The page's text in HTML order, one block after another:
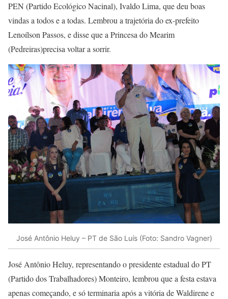
PEN (Partido Ecológico Nacinal), Ivaldo Lima, que deu boas
vindas a todos e a todas. Lembrou a trajetória do ex-prefeito
Lenoílson Passos, e disse que a Princesa do Mearim
(Pedreiras)precisa voltar a sorrir.
José Antônio Heluy – PT de São Luís (Foto: Sandro Vagner)
José Antônio Heluy, representando o presidente estadual do PT
(Partido dos Trabalhadores) Monteiro, lembrou que a festa estava
apenas começando, e só terminaria após a vitória de Waldirene e